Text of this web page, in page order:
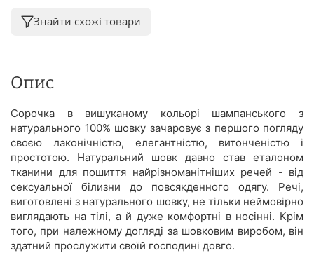
Знайти схожі товари
Опис
Сорочка в вишуканому кольорі шампанського з
натурального 100% шовку зачаровує з першого погляду
своєю лаконічністю, елегантністю, витонченістю і
простотою. Натуральний шовк давно став еталоном
тканини для пошиття найрізноманітніших речей - від
сексуальної білизни до повсякденного одягу. Речі,
виготовлені з натурального шовку, не тільки неймовірно
виглядають на тілі, а й дуже комфортні в носінні. Крім
того, при належному догляді за шовковим виробом, він
здатний прослужити своїй господині довго.